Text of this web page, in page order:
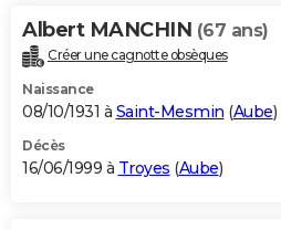
Albert MANCHIN (67 ans)
Créer une cagnotte obsèques
Naissance
08/10/1931 à Saint-Mesmin (Aube)
Décès
16/06/1999 à Troyes (Aube)